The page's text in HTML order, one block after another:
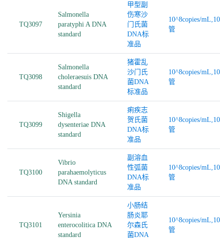
TQ3097
Salmonella
paratyphi A DNA
standard
甲型副
伤寒沙
门氏菌
DNA标
准品
10^8copies/
管
TQ3098
Salmonella
choleraesuis DNA
standard
猪霍乱
沙门氏
菌DNA
标准品
10^8copies/
管
TQ3099
Shigella
dysenteriae DNA
standard
痢疾志
贺氏菌
DNA标
准品
10^8copies/
管
TQ3100
Vibrio
parahaemolyticus
DNA standard
副溶血
性弧菌
DNA标
准品
10^8copies/
管
TQ3101
Yersinia
enterocolitica DNA
standard
小肠结
肠炎耶
尔森氏
菌DNA
10^8copies/
管